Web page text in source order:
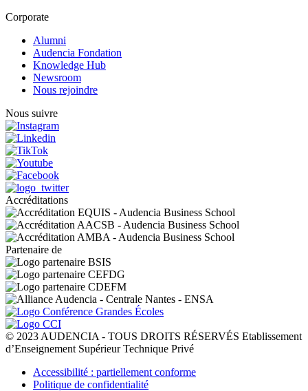
Corporate
Alumni
Audencia Fondation
Knowledge Hub
Newsroom
Nous rejoindre
Nous suivre
Accréditations
Partenaire de
© 2023 AUDENCIA - TOUS DROITS RÉSERVÉS Etablissement
d’Enseignement Supérieur Technique Privé
Pied
Accessibilité : partiellement conforme
Politique de confidentialité